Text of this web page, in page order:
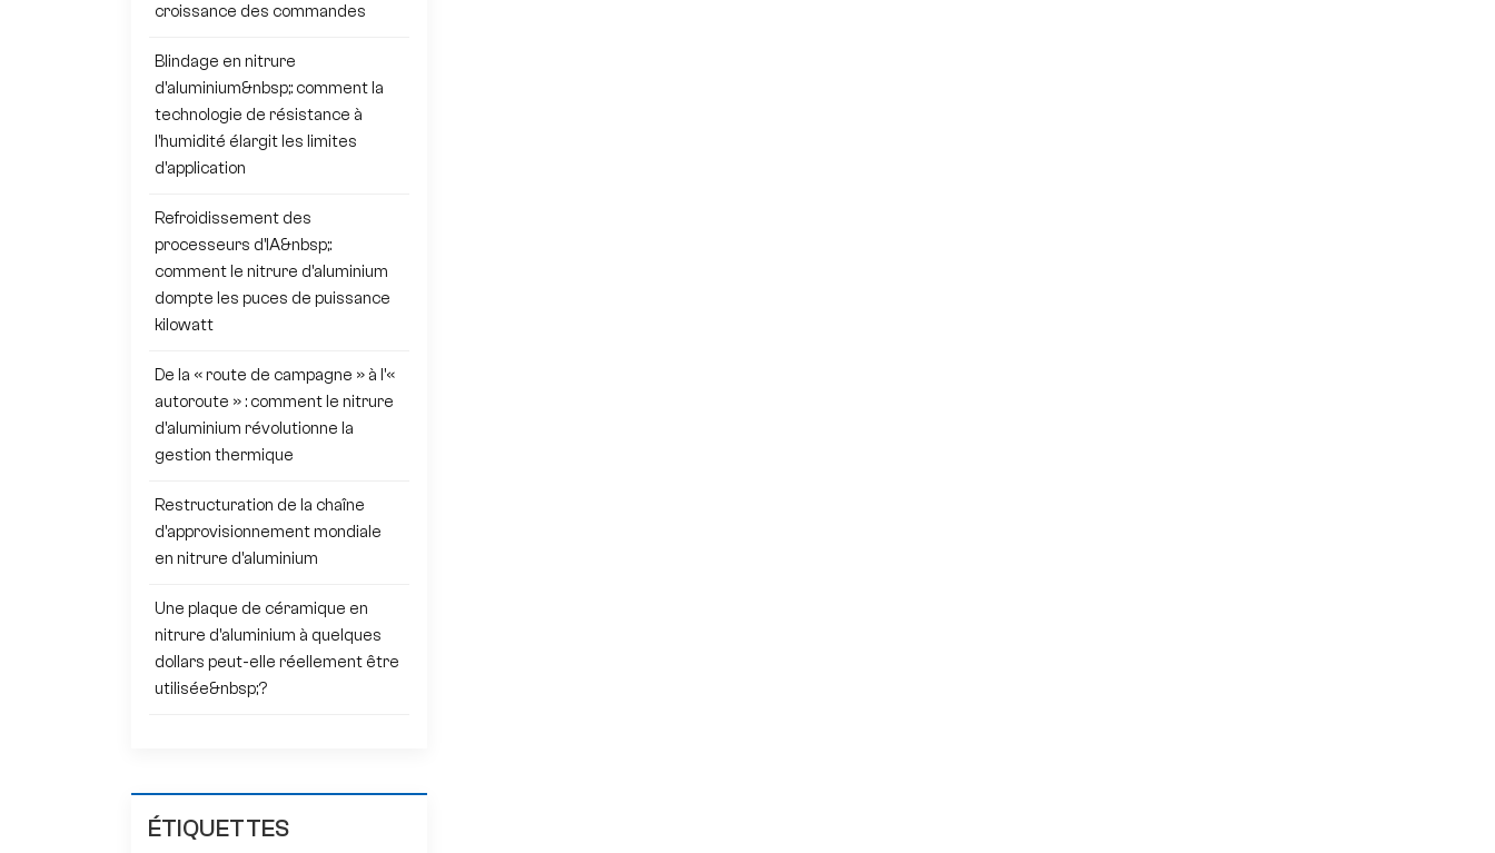
croissance des commandes
Blindage en nitrure
d'aluminium&nbsp;: comment la
technologie de résistance à
l'humidité élargit les limites
d'application
Refroidissement des
processeurs d'IA&nbsp;:
comment le nitrure d'aluminium
dompte les puces de puissance
kilowatt
De la « route de campagne » à l'«
autoroute » : comment le nitrure
d'aluminium révolutionne la
gestion thermique
Restructuration de la chaîne
d'approvisionnement mondiale
en nitrure d'aluminium
Une plaque de céramique en
nitrure d'aluminium à quelques
dollars peut-elle réellement être
utilisée&nbsp;?
ÉTIQUETTES